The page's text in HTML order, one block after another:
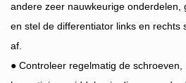
andere zeer nauwkeurige onderdelen,
en stel de differentiator links en rechts
af.
● Controleer regelmatig de